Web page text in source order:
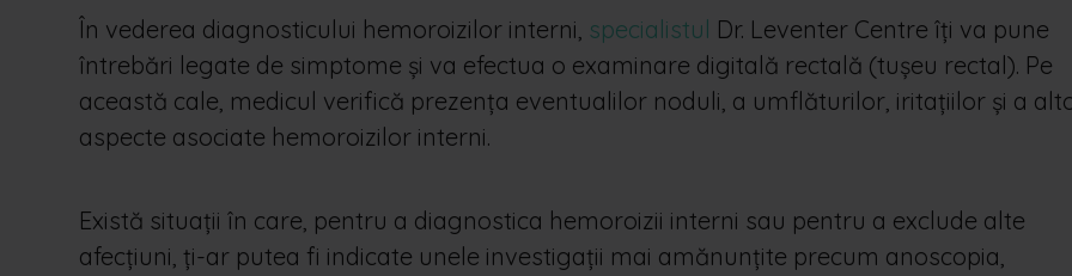
În vederea diagnosticului hemoroizilor interni, specialistul Dr. Leventer Centre îți va pune
întrebări legate de simptome și va efectua o examinare digitală rectală (tușeu rectal). Pe
această cale, medicul verifică prezența eventualilor noduli, a umflăturilor, iritațiilor și a
aspecte asociate hemoroizilor interni.
Există situații în care, pentru a diagnostica hemoroizii interni sau pentru a exclude alte
afecțiuni, ți-ar putea fi indicate unele investigații mai amănunțite precum anoscopia,